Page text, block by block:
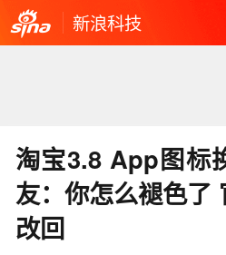
新浪科技
淘宝3.8 App图标
友：你怎么褪色了
改回